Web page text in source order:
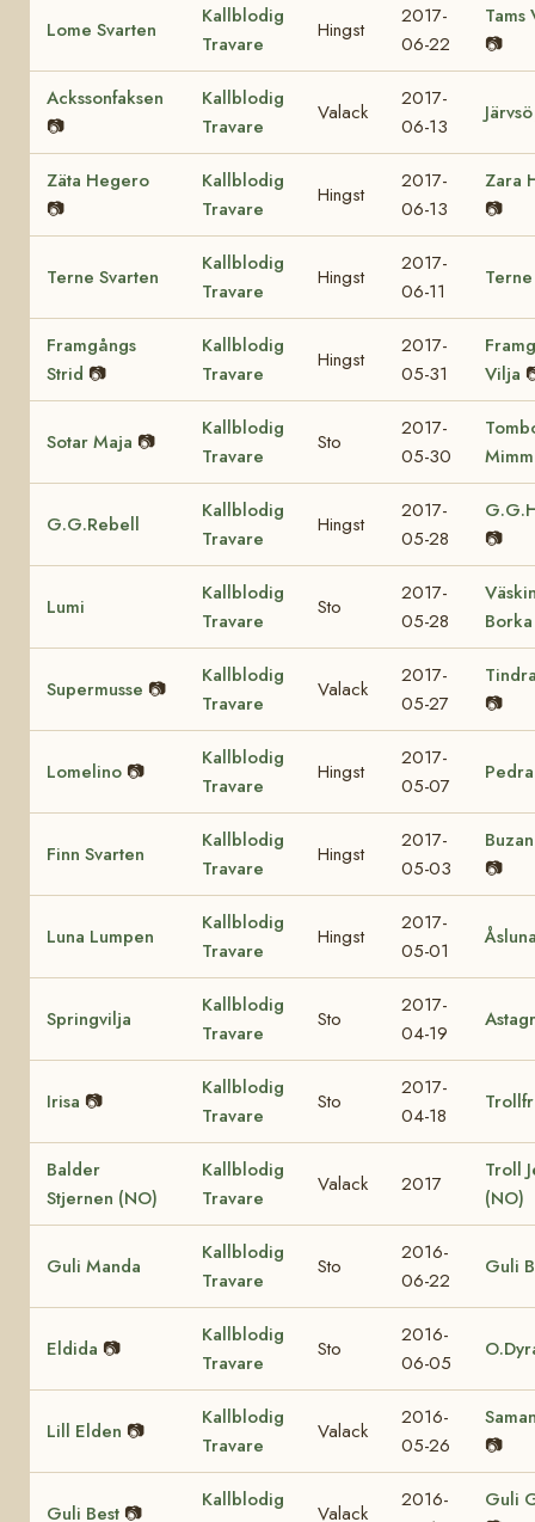
Lome Svarten
Kallblodig
Travare
Hingst
2017-
06-22
Tams
📷
Ackssonfaksen
📷
Kallblodig
Travare
Valack
2017-
06-13
Zäta Hegero
📷
Kallblodig
Travare
Hingst
2017-
06-13
Zara
📷
Terne Svarten
Kallblodig
Travare
Hingst
2017-
06-11
Framgångs
Strid 📷
Kallblodig
Travare
Hingst
2017-
05-31
Vilja
Sotar Maja 📷
Kallblodig
Travare
Sto
2017-
05-30
G.G.Rebell
Kallblodig
Travare
Hingst
2017-
05-28
📷
Lumi
Kallblodig
Travare
Sto
2017-
05-28
Borka
Supermusse 📷
Kallblodig
Travare
Valack
2017-
05-27
📷
Lomelino 📷
Kallblodig
Travare
Hingst
2017-
05-07
Pedra
Finn Svarten
Kallblodig
Travare
Hingst
2017-
05-03
📷
Luna Lumpen
Kallblodig
Travare
Hingst
2017-
05-01
Springvilja
Kallblodig
Travare
Sto
2017-
04-19
Irisa 📷
Kallblodig
Travare
Sto
2017-
04-18
Balder
Stjernen (NO)
Kallblodig
Travare
Valack 2017
Troll
(NO)
Guli Manda
Kallblodig
Travare
Sto
2016-
06-22
Guli
Eldida 📷
Kallblodig
Travare
Sto
2016-
06-05
Lill Elden 📷
Kallblodig
Travare
Valack
2016-
05-26
📷
Guli Best 📷
Kallblodig
Valack
2016-
Guli